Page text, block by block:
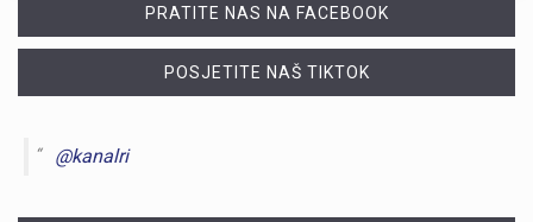
PRATITE NAS NA FACEBOOK
POSJETITE NAŠ TIKTOK
@kanalri